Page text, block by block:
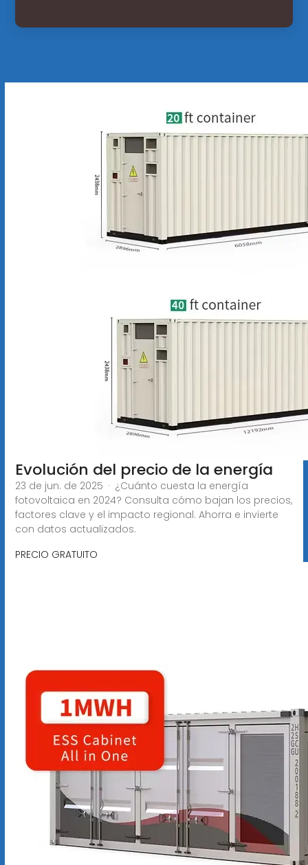
Evolución del precio de la energía
23 de jun. de 2025 · ¿Cuánto cuesta la energía
fotovoltaica en 2024? Consulta cómo bajan los precios,
factores clave y el impacto regional. Ahorra e invierte
con datos actualizados.
PRECIO GRATUITO